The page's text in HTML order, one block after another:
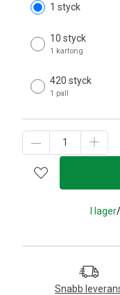
1 styck
10 styck
1 kartong
420 styck
1 pall
I lager/
Snabb